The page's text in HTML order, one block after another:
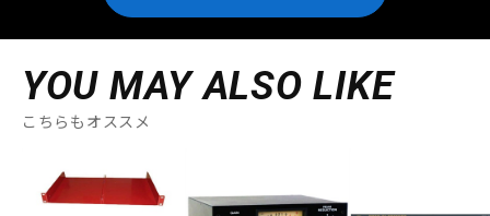
YOU MAY ALSO LIKE
こちらもオススメ